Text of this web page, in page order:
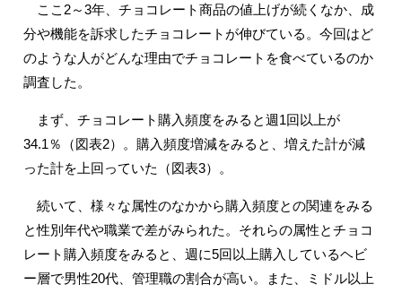
ここ2～3年、チョコレート商品の値上げが続くなか、成
分や機能を訴求したチョコレートが伸びている。今回はど
のような人がどんな理由でチョコレートを食べているのか
調査した。
まず、チョコレート購入頻度をみると週1回以上が
34.1％（図表2）。購入頻度増減をみると、増えた計が減
った計を上回っていた（図表3）。
続いて、様々な属性のなかから購入頻度との関連をみる
と性別年代や職業で差がみられた。それらの属性とチョコ
レート購入頻度をみると、週に5回以上購入しているヘビ
ー層で男性20代、管理職の割合が高い。また、ミドル以上